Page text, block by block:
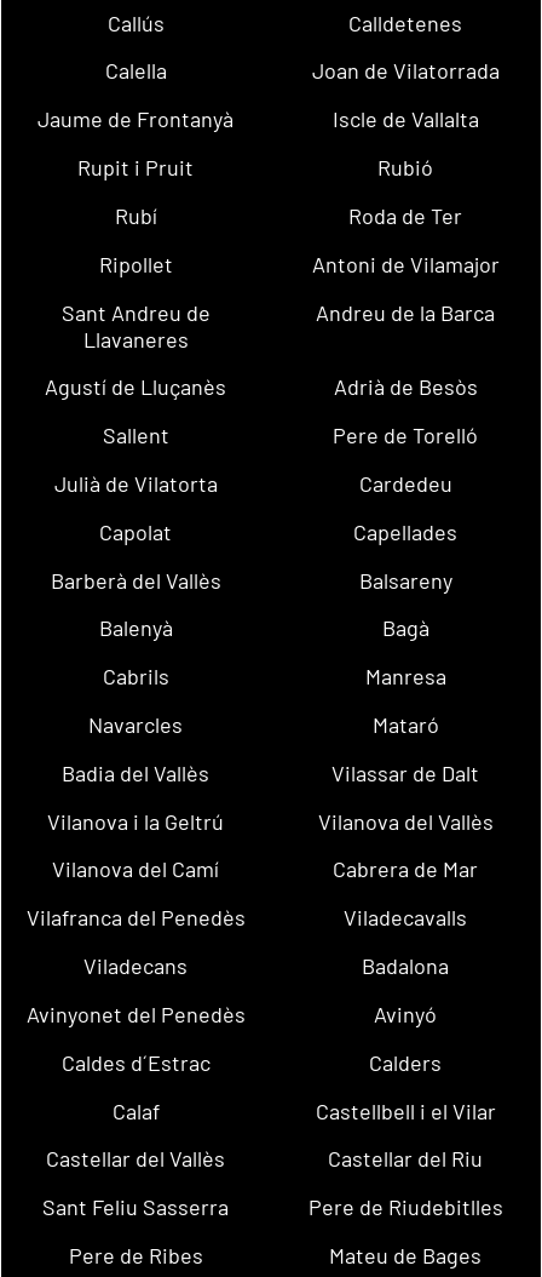
Callús
Calldetenes
Calella
Joan de Vilatorrada
Jaume de Frontanyà
Iscle de Vallalta
Rupit i Pruit
Rubió
Rubí
Roda de Ter
Ripollet
Antoni de Vilamajor
Sant Andreu de
Llavaneres
Andreu de la Barca
Agustí de Lluçanès
Adrià de Besòs
Sallent
Pere de Torelló
Julià de Vilatorta
Cardedeu
Capolat
Capellades
Barberà del Vallès
Balsareny
Balenyà
Bagà
Cabrils
Manresa
Navarcles
Mataró
Badia del Vallès
Vilassar de Dalt
Vilanova i la Geltrú
Vilanova del Vallès
Vilanova del Camí
Cabrera de Mar
Vilafranca del Penedès
Viladecavalls
Viladecans
Badalona
Avinyonet del Penedès
Avinyó
Caldes d´Estrac
Calders
Calaf
Castellbell i el Vilar
Castellar del Vallès
Castellar del Riu
Sant Feliu Sasserra
Pere de Riudebitlles
Pere de Ribes
Mateu de Bages